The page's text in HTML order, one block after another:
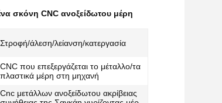
σκόνη CNC ανοξείδωτου μέρη
Στροφή/άλεση/λείανση/κατεργασία
CNC που επεξεργάζεται το μέταλλο/τα
πλαστικά μέρη στη μηχανή
Cnc μετάλλων ανοξείδωτου ακρίβειας